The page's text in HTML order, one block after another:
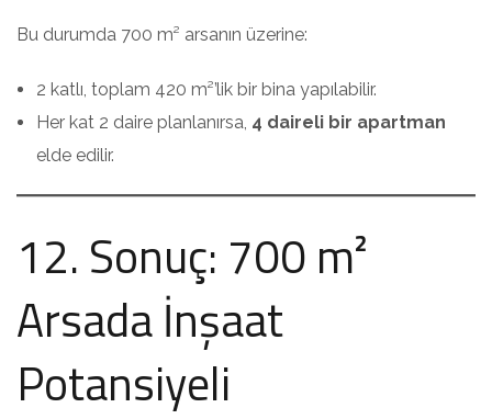
Bu durumda 700 m² arsanın üzerine:
2 katlı, toplam 420 m²’lik bir bina yapılabilir.
Her kat 2 daire planlanırsa, 4 daireli bir apartman
elde edilir.
12. Sonuç: 700 m²
Arsada İnşaat
Potansiyeli